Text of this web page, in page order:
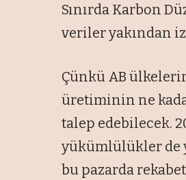
Sınırda Karbon
veriler yakından
Çünkü AB
üretiminin ne
talep edebilecek.
yükümlülükler de
bu pazarda